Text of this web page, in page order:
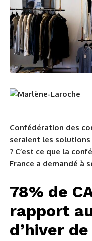
Confédération des
seraient les solutions
? C’est ce que la
France a demandé à
78% de
rapport
d’hiver